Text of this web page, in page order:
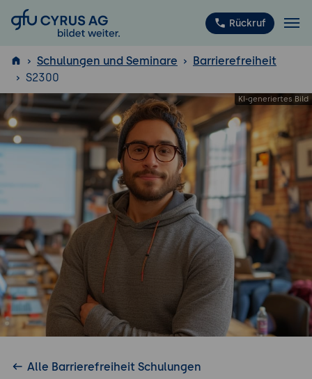
GFU Cyrus AG Rückruf
ISTQB ®
Schulungen und Seminare
Barrierefreiheit
S2300
Alle Barrierefreiheit Schulungen